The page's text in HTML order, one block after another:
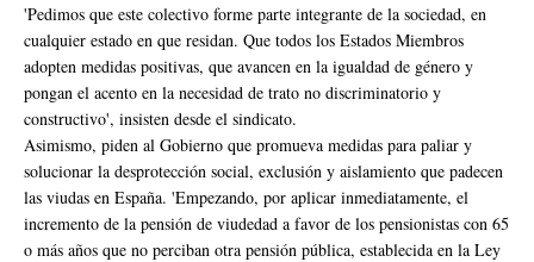
'Pedimos que este colectivo forme parte integrante de la sociedad, en
cualquier estado en que residan. Que todos los Estados Miembros
adopten medidas positivas, que avancen en la igualdad de género y
pongan el acento en la necesidad de trato no discriminatorio y
constructivo', insisten desde el sindicato.
Asimismo, piden al Gobierno que promueva medidas para paliar y
solucionar la desprotección social, exclusión y aislamiento que padecen
las viudas en España. 'Empezando, por aplicar inmediatamente, el
incremento de la pensión de viudedad a favor de los pensionistas con 65
o más años que no perciban otra pensión pública, establecida en la Ley